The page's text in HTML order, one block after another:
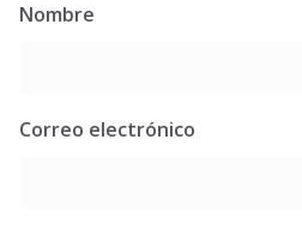
Nombre
Correo electrónico